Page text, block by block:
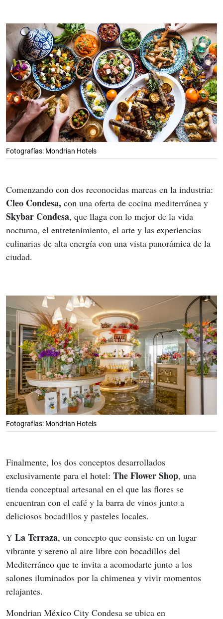
Fotografías: Mondrian Hotels
Comenzando con dos reconocidas marcas en la industria:
Cleo Condesa, con una oferta de cocina mediterránea y
Skybar Condesa, que llaga con lo mejor de la vida
nocturna, el entretenimiento, el arte y las experiencias
culinarias de alta energía con una vista panorámica de la
ciudad.
Fotografías: Mondrian Hotels
Finalmente, los dos conceptos desarrollados
exclusivamente para el hotel: The Flower Shop, una
tienda conceptual artesanal en el que las flores se
encuentran con el café y la barra de vinos junto a
deliciosos bocadillos y pasteles locales.
Y La Terraza, un concepto que consiste en un lugar
vibrante y sereno al aire libre con bocadillos del
Mediterráneo que te invita a acomodarte junto a los
salones iluminados por la chimenea y vivir momentos
relajantes.
Mondrian México City Condesa se ubica en